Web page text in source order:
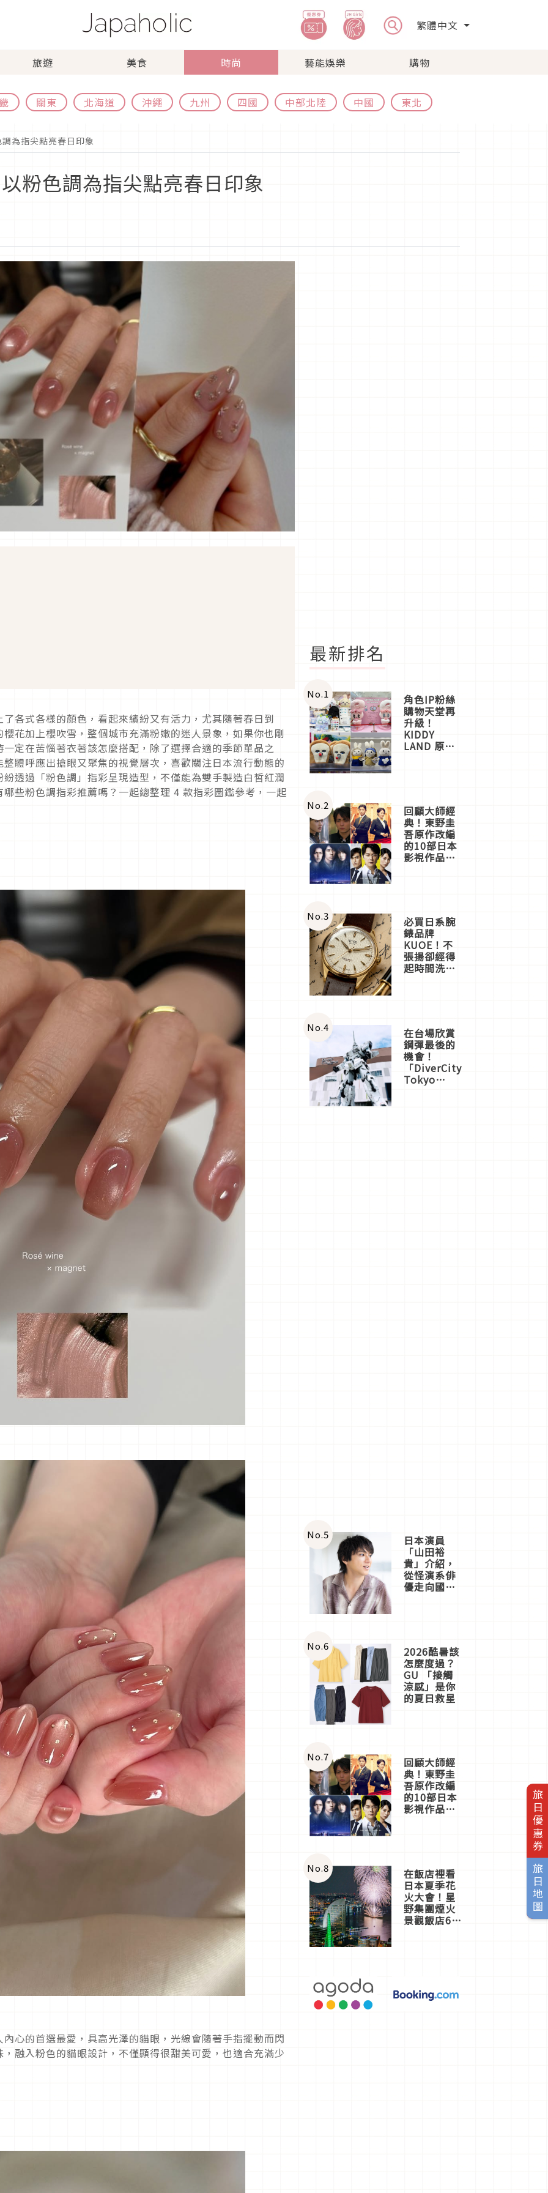
繁體中文
旅遊 美食 時尚 藝能娛樂 購物
關東 北海道 沖繩 九州 四國 中部北陸 中國 東北
旅日優惠券
旅日地圖
為指尖點亮春日印象
粉色調為指尖點亮春日印象
各式各樣的顏色，看起來繽紛又有活力，尤其隨著春日到
花加上櫻吹雪，整個城市充滿粉嫩的迷人景象，如果你也剛
定在苦惱著衣著該怎麼搭配，除了選擇合適的季節單品之
體呼應出搶眼又聚焦的視覺層次，喜歡關注日本流行動態的
透過「粉色調」指彩呈現造型，不僅能為雙手製造白皙紅潤
些粉色調指彩推薦嗎？一起總整理 4 款指彩圖鑑參考，一起
心的首選最愛，具高光澤的貓眼，光線會隨著手指擺動而閃
融入粉色的貓眼設計，不僅顯得很甜美可愛，也適合充滿少
最新排名
No.1 角色IP粉絲
購物天堂再
升級！
KIDDY
LAND 原宿
店3分即達
No.2 回顧大師經
典！東野圭
吾原作改編
的10部日本
影視作品推
No.3 必買日系腕
錶品牌
KUOE！不
張揚卻經得
起時間洗鍊
No.4 在台場欣賞
鋼彈最後的
機會！
「DiverCity
Tokyo
No.5 日本演員
「山田裕
貴」介紹，
從怪演系俳
優走向國民
No.6 2026酷暑該
怎麼度過？
GU 「接觸
涼感」是你
的夏日救星
No.7 回顧大師經
典！東野圭
吾原作改編
的10部日本
影視作品推
No.8 在飯店裡看
日本夏季花
火大會！星
野集團煙火
景觀飯店6